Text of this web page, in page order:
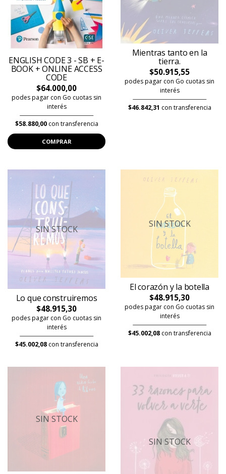
ENGLISH CODE 3 - SB + E-
BOOK + ONLINE ACCESS
CODE
$64.000,00
podes pagar con Go cuotas sin
interés
$58.880,00con transferencia
COMPRAR
Mientras tanto en la
tierra.
$50.915,55
podes pagar con Go cuotas sin
interés
$46.842,31 con transferencia
SIN STOCK
Lo que construiremos
$48.915,30
podes pagar con Go cuotas sin
interés
$45.002,08con transferencia
SIN STOCK
El corazón y la botella
$48.915,30
podes pagar con Go cuotas sin
interés
$45.002,08con transferencia
SIN STOCK
SIN STOCK